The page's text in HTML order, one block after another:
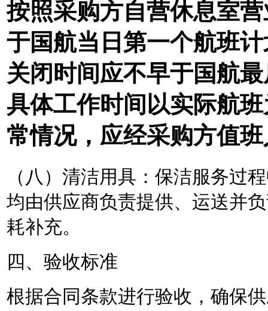
按照采购方自营休息室
于国航当日第一个航班
关闭时间应不早于国航
具体工作时间以实际航班
常情况，应经采购方值
（八）清洁用具：保洁服务过
均由供应商负责提供、运送并
耗补充。
四、 验收标准
根据合同条款进行验收，确保